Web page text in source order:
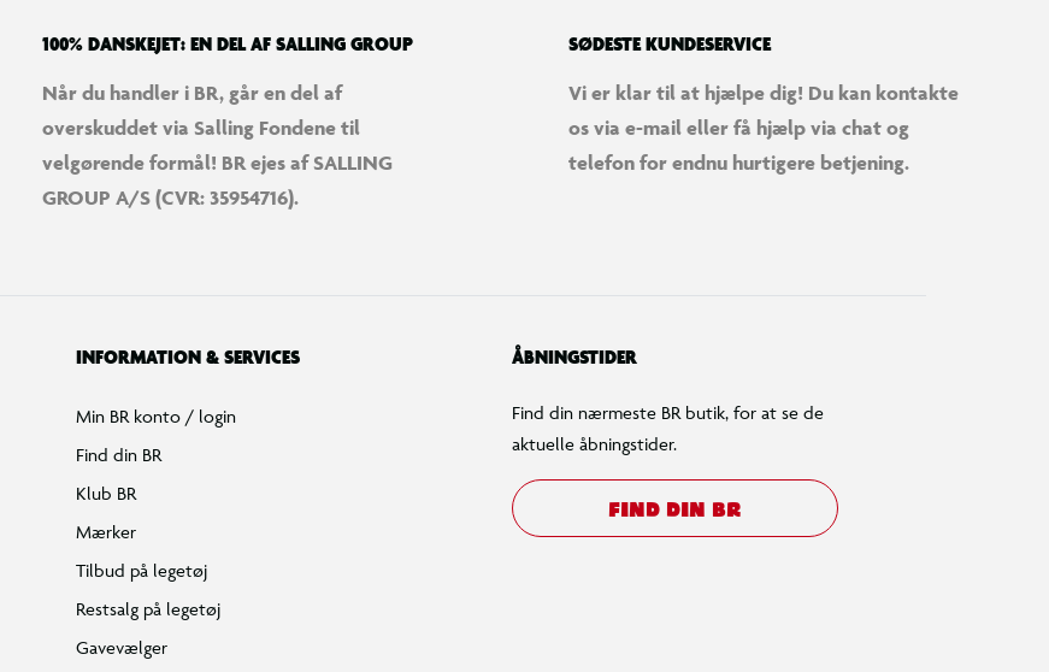
100% DANSKEJET: EN DEL AF SALLING GROUP
Når du handler i BR, går en del af
overskuddet via Salling Fondene til
velgørende formål! BR ejes af SALLING
GROUP A/S (CVR: 35954716).
SØDESTE KUNDESERVICE
Vi er klar til at hjælpe dig! Du kan kontakte
os via e-mail eller få hjælp via chat og
telefon for endnu hurtigere betjening.
INFORMATION & SERVICES
Min BR konto / login
Find din BR
Klub BR
Mærker
Tilbud på legetøj
Restsalg på legetøj
Gavevælger
ÅBNINGSTIDER
Find din nærmeste BR butik, for at se de
aktuelle åbningstider.
FIND DIN BR